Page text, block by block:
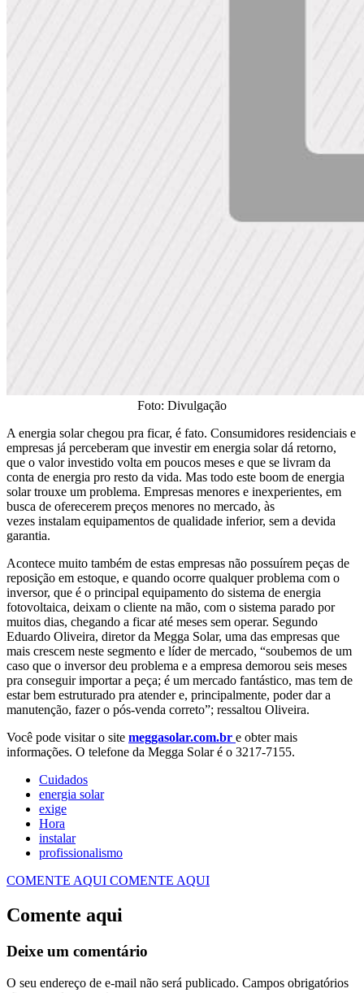
Foto: Divulgação
A energia solar chegou pra ficar, é fato. Consumidores residenciais e
empresas já perceberam que investir em energia solar dá retorno,
que o valor investido volta em poucos meses e que se livram da
conta de energia pro resto da vida. Mas todo este boom de energia
solar trouxe um problema. Empresas menores e inexperientes, em
busca de oferecerem preços menores no mercado, às
vezes instalam equipamentos de qualidade inferior, sem a devida
garantia.
Acontece muito também de estas empresas não possuírem peças de
reposição em estoque, e quando ocorre qualquer problema com o
inversor, que é o principal equipamento do sistema de energia
fotovoltaica, deixam o cliente na mão, com o sistema parado por
muitos dias, chegando a ficar até meses sem operar. Segundo
Eduardo Oliveira, diretor da Megga Solar, uma das empresas que
mais crescem neste segmento e líder de mercado, “soubemos de um
caso que o inversor deu problema e a empresa demorou seis meses
pra conseguir importar a peça; é um mercado fantástico, mas tem de
estar bem estruturado pra atender e, principalmente, poder dar a
manutenção, fazer o pós-venda correto”; ressaltou Oliveira.
Você pode visitar o site meggasolar.com.br e obter mais
informações. O telefone da Megga Solar é o 3217-7155.
Cuidados
energia solar
exige
Hora
instalar
profissionalismo
COMENTE AQUI COMENTE AQUI
Comente aqui
Deixe um comentário
O seu endereço de e-mail não será publicado. Campos obrigatórios